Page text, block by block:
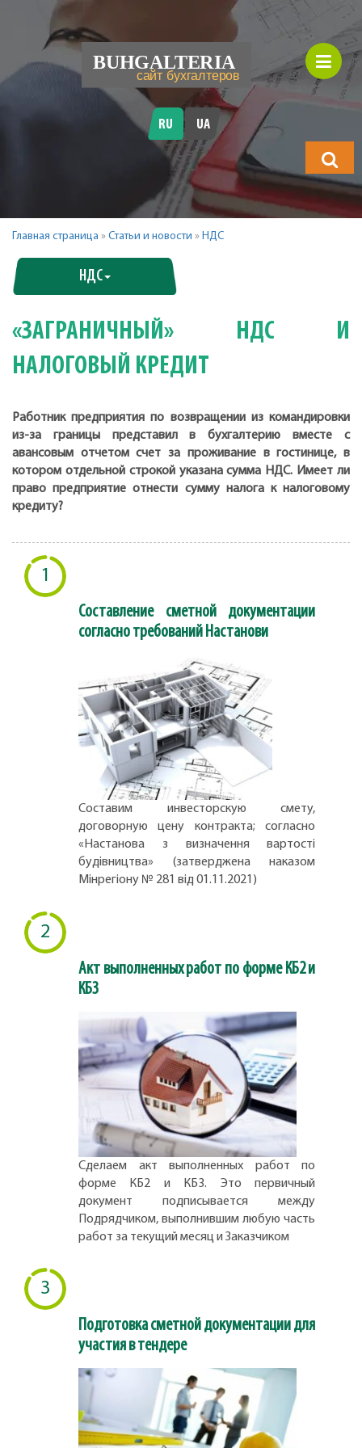
будете
искать?
RU UA
Главная страница » Статьи и новости » НДС
НДС
«ЗАГРАНИЧНЫЙ» НДС И
НАЛОГОВЫЙ КРЕДИТ
Работник предприятия по возвращении из командировки
из-за границы представил в бухгалтерию вместе с
авансовым отчетом счет за проживание в гостинице, в
котором отдельной строкой указана сумма НДС. Имеет ли
право предприятие отнести сумму налога к налоговому
кредиту?
1
Составление сметной документации
согласно требований Настанови
Составим инвесторскую смету,
договорную цену контракта; согласно
«Настанова з визначення вартості
будівництва» (затверджена наказом
Мінрегіону № 281 від 01.11.2021)
2
Акт выполненных работ по форме КБ2 и
КБ3
Сделаем акт выполненных работ по
форме КБ2 и КБ3. Это первичный
документ подписывается между
Подрядчиком, выполнившим любую часть
работ за текущий месяц и Заказчиком
3
Подготовка сметной документации для
участия в тендере